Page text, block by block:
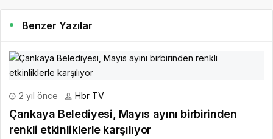
Benzer Yazılar
2 yıl önce Hbr TV
Çankaya Belediyesi, Mayıs ayını birbirinden
renkli etkinliklerle karşılıyor